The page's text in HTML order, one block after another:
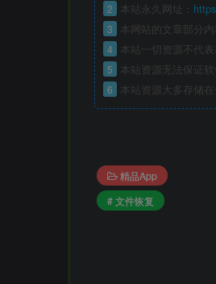
2 本站永久网址：
3 本网站的文章部分
4 本站一切资源不代
5 本站资源无法保证
6 本站资源大多存储
精品App
# 文件恢复